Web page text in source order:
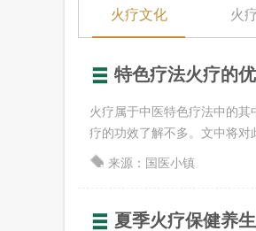
火疗文化 火
特色疗法火疗的
火疗属于中医特色疗法中的
疗的功效了解不多。文中将对
来源：国医小镇
夏季火疗保健养